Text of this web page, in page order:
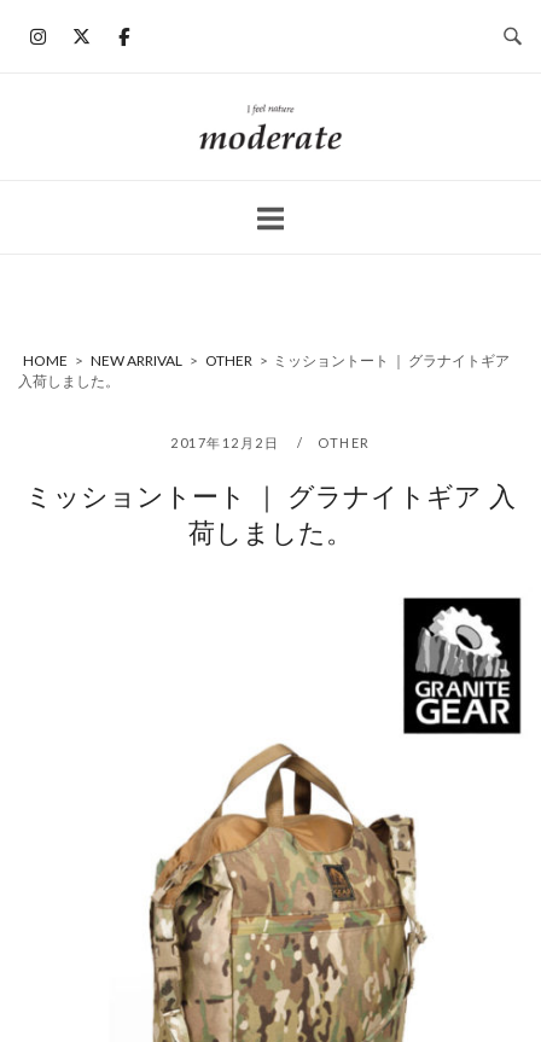
ホ
ー
HOME > NEW ARRIVAL > OTHER > ミッショントート ｜ グラナイトギア
入荷しました。
2017年12月2日 OTHER
ミッショントート ｜ グラナイトギア 入
荷しました。